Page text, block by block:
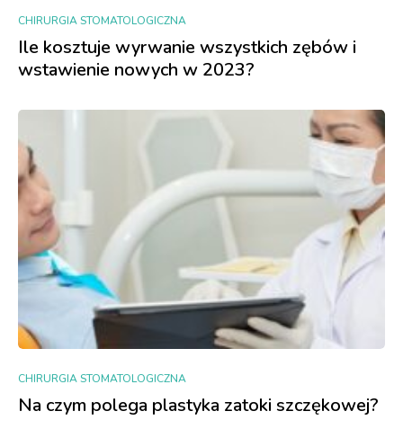
CHIRURGIA STOMATOLOGICZNA
Ile kosztuje wyrwanie wszystkich zębów i
wstawienie nowych w 2023?
CHIRURGIA STOMATOLOGICZNA
Na czym polega plastyka zatoki szczękowej?